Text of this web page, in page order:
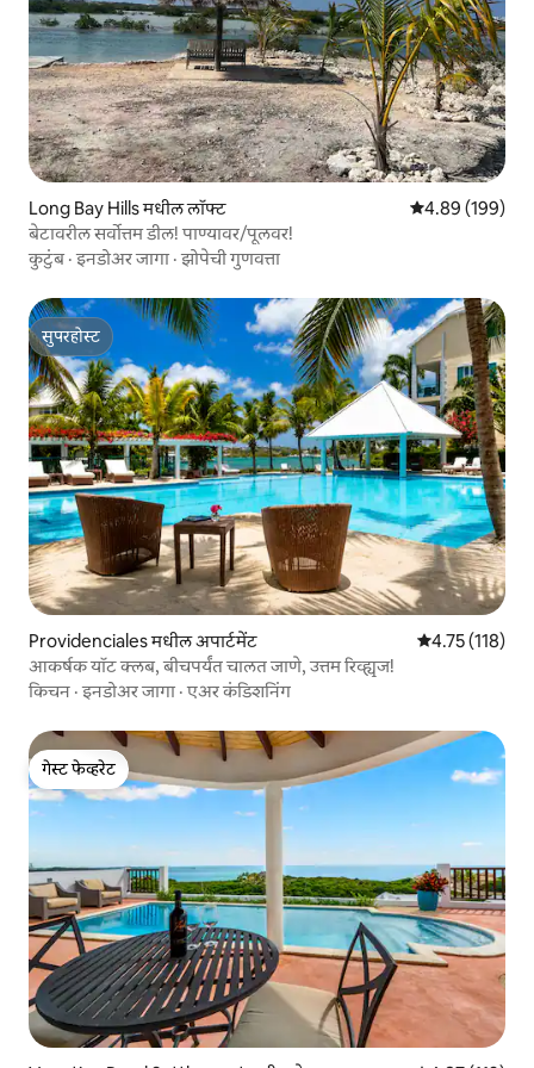
Long Bay Hills मधील लॉफ्ट 5 पैकी 4.89
4.89 (199)
बेटावरील सर्वोत्तम डील! पाण्यावर/पूलवर!
कुटुंब·इनडोअर जागा ·झोपेची गुणवत्ता
सुपरहोस्ट
सुपरहोस्ट
Providenciales मधील अपार्टमेंट 5 पैकी 4.75
4.75 (118)
आकर्षक यॉट क्लब, बीचपर्यंत चालत जाणे, उत्तम रिव्ह्यूज!
किचन ·इनडोअर जागा ·एअर कंडिशनिंग
गेस्ट फेव्हरेट
गेस्ट फेव्हरेट